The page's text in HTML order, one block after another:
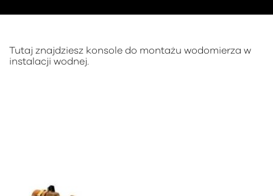
Tutaj znajdziesz konsole do montażu wodomierza w
instalacji wodnej.